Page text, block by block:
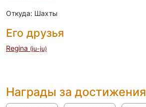
Откуда: Шахты
Его друзья
Regina (ju-ju)
Награды за достижения